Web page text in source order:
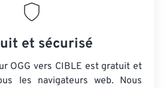
et sécurisé
OGG vers CIBLE est gratuit et
les navigateurs web. Nous